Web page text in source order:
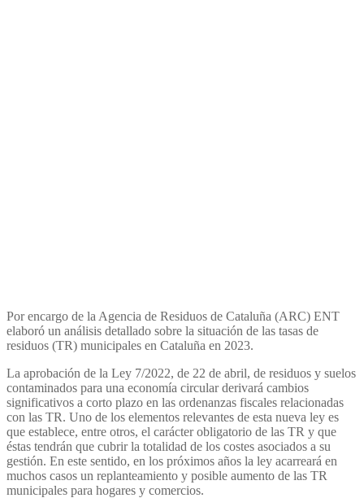
Por encargo de la Agencia de Residuos de Cataluña (ARC) ENT
elaboró un análisis detallado sobre la situación de las tasas de
residuos (TR) municipales en Cataluña en 2023.
La aprobación de la Ley 7/2022, de 22 de abril, de residuos y suelos
contaminados para una economía circular derivará cambios
significativos a corto plazo en las ordenanzas fiscales relacionadas
con las TR. Uno de los elementos relevantes de esta nueva ley es
que establece, entre otros, el carácter obligatorio de las TR y que
éstas tendrán que cubrir la totalidad de los costes asociados a su
gestión. En este sentido, en los próximos años la ley acarreará en
muchos casos un replanteamiento y posible aumento de las TR
municipales para hogares y comercios.